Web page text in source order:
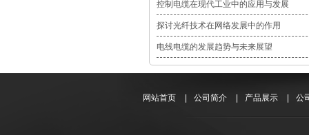
控制电缆在现代工业中的应用与发展
探讨光纤技术在网络发展中的作用
电线电缆的发展趋势与未来展望
网站首页 | 公司简介 | 产品展示 | 公